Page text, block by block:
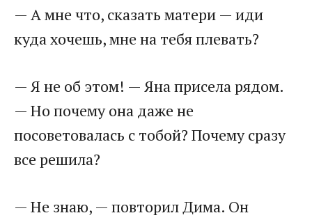
— А мне что, сказать матери — иди
куда хочешь, мне на тебя плевать?
— Я не об этом! — Яна присела рядом.
— Но почему она даже не
посоветовалась с тобой? Почему сразу
все решила?
— Не знаю, — повторил Дима. Он